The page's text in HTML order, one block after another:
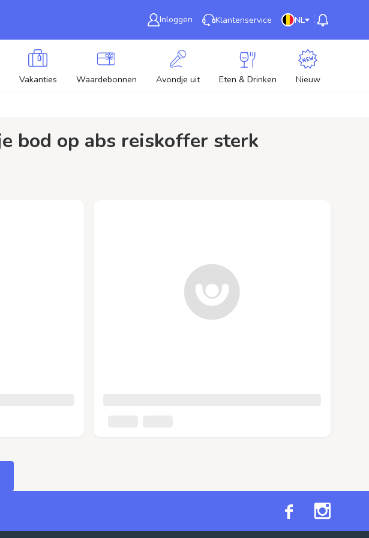
Inloggen Klantenservice NL
Vakanties Waardebonnen Avondje uit Eten & Drinken Nieuw